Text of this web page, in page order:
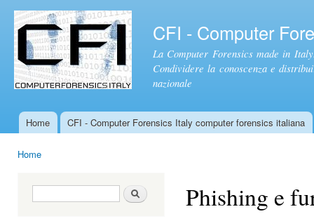
CFI - Computer
La Computer Forensics made in
Condividere la conoscenza e
nazionale
Menu principale
Home CFI - Computer Forensics Italy computer forensics italiana
Home
Form di ricerca Cerca Phishing e